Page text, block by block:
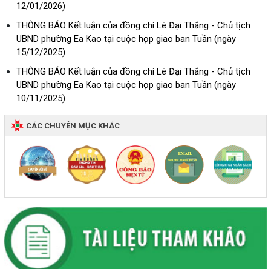
12/01/2026)
THÔNG BÁO Kết luận của đồng chí Lê Đại Thắng - Chủ tịch
UBND phường Ea Kao tại cuộc họp giao ban Tuần (ngày
15/12/2025)
THÔNG BÁO Kết luận của đồng chí Lê Đại Thắng - Chủ tịch
UBND phường Ea Kao tại cuộc họp giao ban Tuần (ngày
10/11/2025)
CÁC CHUYÊN MỤC KHÁC